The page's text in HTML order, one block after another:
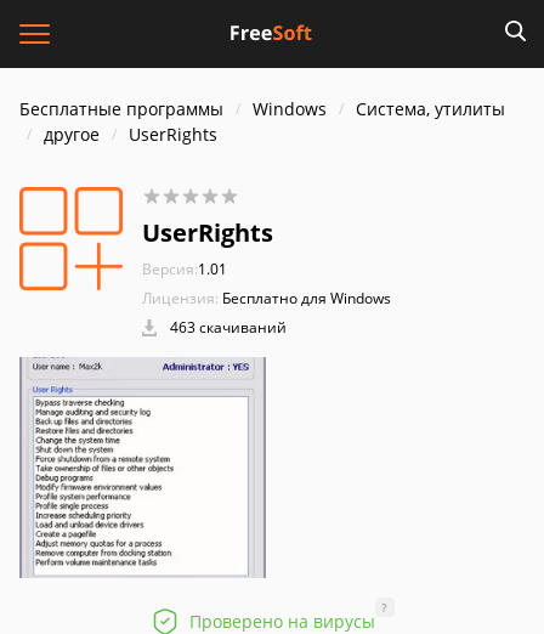
Бесплатные программы Windows
Система, утилиты
другое
UserRights
UserRights
Версия:1.01
Лицензия: Бесплатно для Windows
463 скачиваний
Проверено на вирусы
?